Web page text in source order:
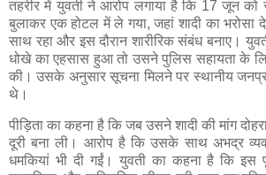
तहरीर में युवती ने आरोप लगाया है कि 17 जून को
बुलाकर एक होटल में ले गया, जहां शादी का
साथ रहा और इस दौरान शारीरिक संबंध बनाए।
धोखे का एहसास हुआ तो उसने पुलिस सहायता के
की। उसके अनुसार सूचना मिलने पर स्थानीय
थे।
पीड़िता का कहना है कि जब उसने शादी की मांग
दूरी बना ली। आरोप है कि उसके साथ अभद्र
धमकियां भी दी गईं। युवती का कहना है कि